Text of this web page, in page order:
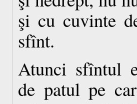
şi cu cuvinte
sfînt.
Atunci sfîntul
de patul pe